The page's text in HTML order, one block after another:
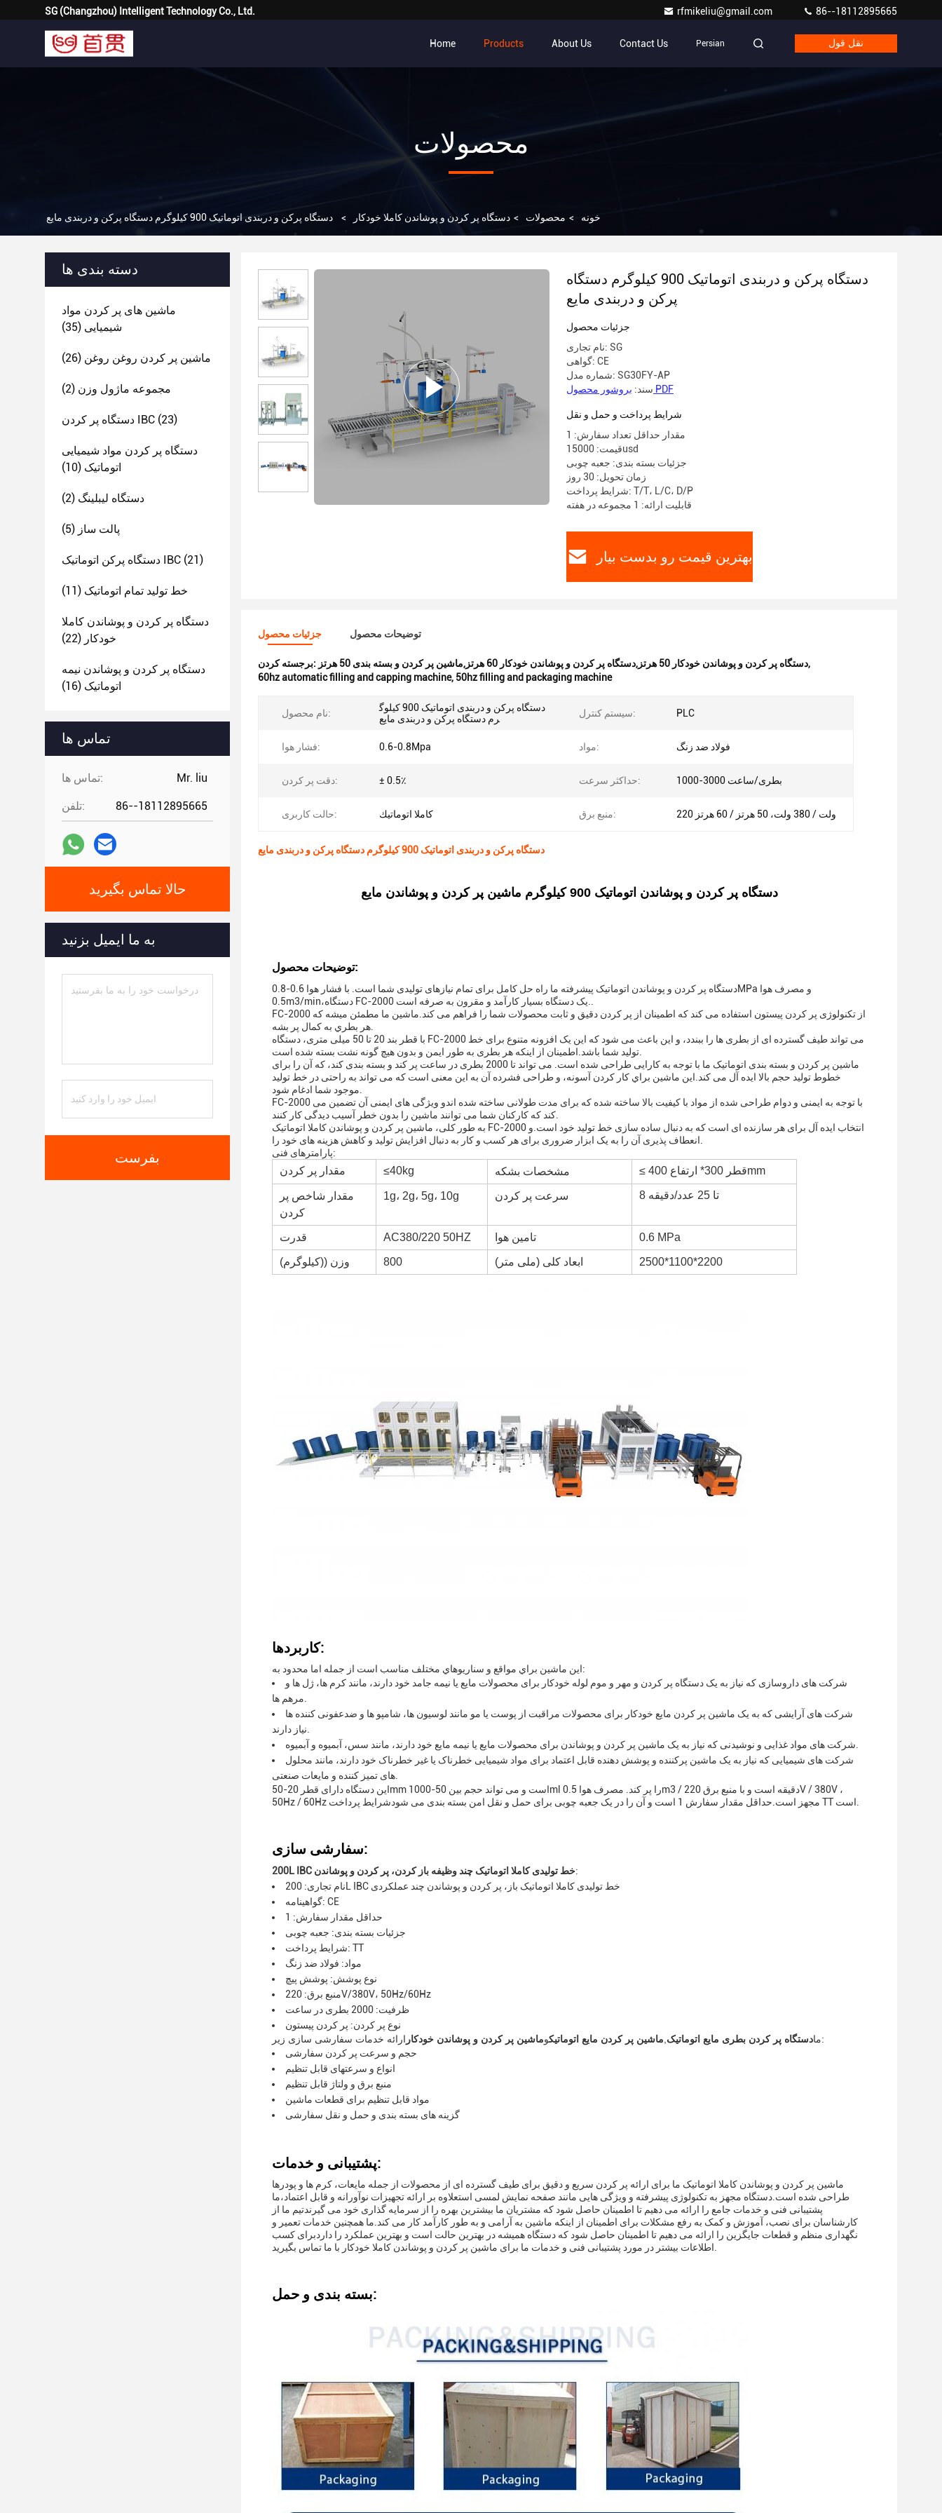
SG (Changzhou) Intelligent Technology Co., Ltd. rfmikeliu@gmail.com 86--18112895665
Home Products About Us Contact Us Persian نقل قول
محصولات
خونه > محصولات > دستگاه پر کردن و پوشاندن کاملا خودکار > دستگاه پرکن و دربندی اتوماتیک 900 کیلوگرم دستگاه پرکن و دربندی مایع
دسته بندی ها
ماشین های پر کردن مواد
شیمیایی (35)
ماشین پر کردن روغن روغن (26)
مجموعه ماژول وزن (2)
دستگاه پر کردن IBC (23)
دستگاه پر کردن مواد شیمیایی
اتوماتیک (10)
دستگاه لیبلینگ (2)
پالت ساز (5)
دستگاه پرکن اتوماتیک IBC (21)
خط تولید تمام اتوماتیک (11)
دستگاه پر کردن و پوشاندن کاملا
خودکار (22)
دستگاه پر کردن و پوشاندن نیمه
اتوماتیک (16)
تماس ها
تماس ها: Mr. liu
تلفن: 86--18112895665
حالا تماس بگیرید
به ما ایمیل بزنید
بفرست
دستگاه پرکن و دربندی اتوماتیک 900 کیلوگرم دستگاه
پرکن و دربندی مایع
جزئیات محصول
نام تجاری: SG
گواهی: CE
شماره مدل: SG30FY-AP
سند: بروشور محصول PDF
شرایط پرداخت و حمل و نقل
مقدار حداقل تعداد سفارش: 1
قیمت: 15000usd
جزئیات بسته بندی: جعبه چوبی
زمان تحویل: 30 روز
شرایط پرداخت: T/T، L/C، D/P
قابلیت ارائه: 1 مجموعه در هفته
بهترین قیمت رو بدست بیار
جزئیات محصول توضیحات محصول
برجسته کردن: دستگاه پر کردن و پوشاندن خودکار 50 هرتز,دستگاه پر کردن و پوشاندن خودکار 60 هرتز,ماشین پر کردن و بسته بندی 50 هرتز,
60hz automatic filling and capping machine, 50hz filling and packaging machine
نام محصول:
دستگاه پرکن و دربندی اتوماتیک 900 کیلوگ
رم دستگاه پرکن و دربندی مایع
سیستم کنترل: PLC
فشار هوا: 0.6-0.8Mpa مواد: فولاد ضد زنگ
دقت پر کردن: ± 0.5٪ حداکثر سرعت: 1000-3000 بطری/ساعت
حالت کاربری: کاملا اتوماتيك منبع برق: 220 ولت / 380 ولت، 50 هرتز / 60 هرتز
دستگاه پرکن و دربندی اتوماتیک 900 کیلوگرم دستگاه پرکن و دربندی مایع
دستگاه پر کردن و پوشاندن اتوماتیک 900 کیلوگرم ماشین پر کردن و پوشاندن مایع
توضیحات محصول:
دستگاه پر کردن و پوشاندن اتوماتیک پیشرفته ما راه حل کامل برای تمام نیازهای تولیدی شما است. با فشار هوا 0.6-0.8MPa و مصرف هوا
FC-2000 از تکنولوژی پر کردن پیستون استفاده می کند که اطمینان از پر کردن دقیق و ثابت محصولات شما را فراهم می کند.ماشين ما مطمئن ميشه که
با قطر بند 20 تا 50 میلی متری، دستگاه FC-2000 می تواند طیف گسترده ای از بطری ها را ببندد، و این باعث می شود که این یک افزونه متنوع برای خط
ماشین پر کردن و بسته بندی اتوماتیک ما با توجه به کارایی طراحی شده است. می تواند تا 2000 بطری در ساعت پر کند و بسته بندی کند، که آن را برای
خطوط تولید حجم بالا ایده آل می کند.اين ماشين براي کار کردن آسونه، و طراحی فشرده آن به این معنی است که می تواند به راحتی در خط تولید
FC-2000 با توجه به ایمنی و دوام طراحی شده از مواد با کیفیت بالا ساخته شده که برای مدت طولانی ساخته شده اندو ویژگی های ایمنی آن تضمین می
به طور کلی، ماشین پر کردن و پوشاندن کاملا اتوماتیک FC-2000 انتخاب ایده آل برای هر سازنده ای است که به دنبال ساده سازی خط تولید خود است.و
پارامترهای فنی:
مقدار پر کردن ≤40kg مشخصات بشکه ≤ قطر 300* ارتفاع 400mm
مقدار شاخص پر
کردن
1g، 2g، 5g، 10g سرعت پر کردن 8 تا 25 عدد/دقيقه
قدرت AC380/220 50HZ تامین هوا 0.6 MPa
وزن ((کیلوگرم) 800 ابعاد کلی (ملی متر) 2500*1100*2200
کاربردها:
اين ماشين براي مواقع و سناريوهاي مختلف مناسب است از جمله اما محدود به:
شرکت های داروسازی که نیاز به یک دستگاه پر کردن و مهر و موم لوله خودکار برای محصولات مایع یا نیمه جامد خود دارند، مانند کرم ها، ژل ها و
شرکت های آرایشی که به یک ماشین پر کردن مایع خودکار برای محصولات مراقبت از پوست یا مو مانند لوسیون ها، شامپو ها و ضدعفونی کننده ها
شرکت های شیمیایی که نیاز به یک ماشین پرکننده و پوشش دهنده قابل اعتماد برای مواد شیمیایی خطرناک یا غیر خطرناک خود دارند، مانند محلول
این دستگاه دارای قطر 20-50mm است و می تواند حجم بین 50-1000ml را پر کند. مصرف هوا 0.5m3 / دقیقه است و با منبع برق 220V / 380V ،
سفارشی سازی:
200L IBC خط تولیدی کاملا اتوماتیک چند وظیفه باز کردن، پر کردن و پوشاندن:
نام تجاری: 200L IBC خط تولیدی کاملا اتوماتیک باز، پر کردن و پوشاندن چند عملکردی
گواهینامه: CE
حداقل مقدار سفارش: 1
جزئیات بسته بندی: جعبه چوبی
شرایط پرداخت: TT
مواد: فولاد ضد زنگ
نوع پوشش: پوشش پیچ
منبع برق: 220V/380V، 50Hz/60Hz
ظرفیت: 2000 بطری در ساعت
نوع پر کردن: پر کردن پیستون
مادستگاه پر کردن بطری مایع اتوماتیک ماشین پر کردن مایع اتوماتیکوماشین پر کردن و پوشاندن خودکار
ارائه خدمات سفارشی سازی زیر:
حجم و سرعت پر کردن سفارشی
انواع و سرعتهای قابل تنظیم
منبع برق و ولتاژ قابل تنظیم
مواد قابل تنظیم برای قطعات ماشین
گزینه های بسته بندی و حمل و نقل سفارشی
پشتیبانی و خدمات:
ماشین پر کردن و پوشاندن کاملا اتوماتیک ما برای ارائه پر کردن سریع و دقیق برای طیف گسترده ای از محصولات از جمله مایعات، کرم ها و پودرها
طراحی شده است.دستگاه مجهز به تکنولوژی پیشرفته و ویژگی هایی مانند صفحه نمایش لمسی استعلاوه بر ارائه تجهیزات نوآورانه و قابل اعتماد،ما
پشتیبانی فنی و خدمات جامع را ارائه می دهیم تا اطمینان حاصل شود که مشتریان ما بیشترین بهره را از سرمایه گذاری خود می گیرندتیم ما از
کارشناسان برای نصب، آموزش و کمک به رفع مشکلات برای اطمینان از اینکه ماشین به آرامی و به طور کارآمد کار می کند.ما همچنین خدمات تعمیر و
نگهداری منظم و قطعات جایگزین را ارائه می دهیم تا اطمینان حاصل شود که دستگاه همیشه در بهترین حالت است و بهترین عملکرد را داردبرای کسب
بسته بندی و حمل: